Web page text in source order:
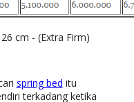
cm - (Extra Firm)
spring bed itu
terkadang ketika